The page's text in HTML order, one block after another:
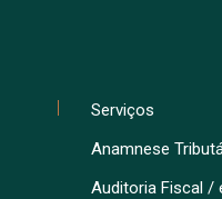
Serviços
Anamnese
Auditoria Fiscal /